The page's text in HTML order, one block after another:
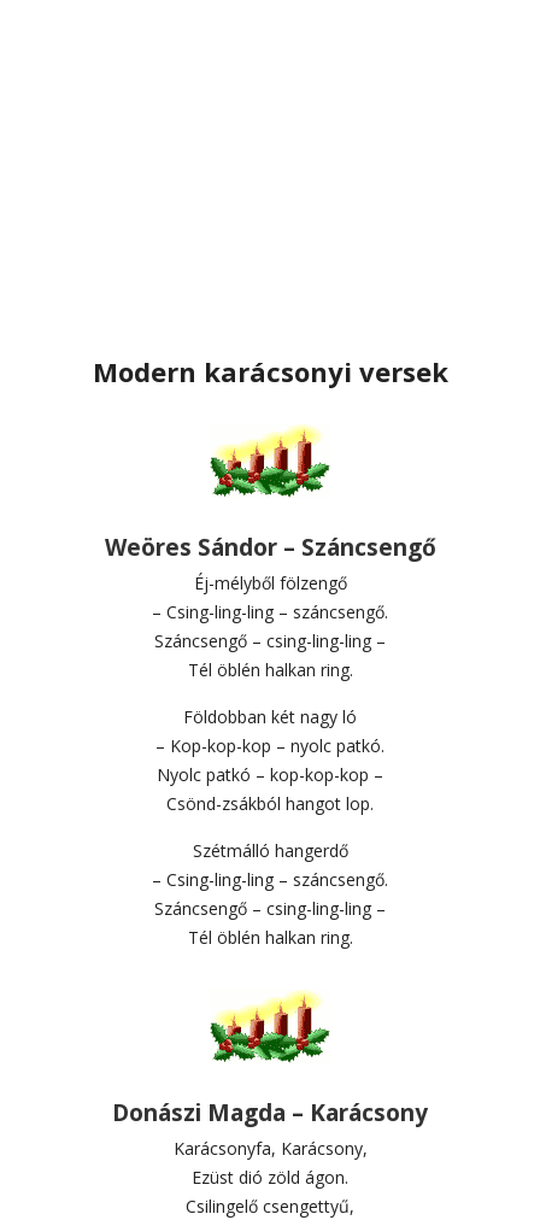
Modern karácsonyi versek
Weöres Sándor – Száncsengő
Éj-mélyből fölzengő
– Csing-ling-ling – száncsengő.
Száncsengő – csing-ling-ling –
Tél öblén halkan ring.
Földobban két nagy ló
– Kop-kop-kop – nyolc patkó.
Nyolc patkó – kop-kop-kop –
Csönd-zsákból hangot lop.
Szétmálló hangerdő
– Csing-ling-ling – száncsengő.
Száncsengő – csing-ling-ling –
Tél öblén halkan ring.
Donászi Magda – Karácsony
Karácsonyfa, Karácsony,
Ezüst dió zöld ágon.
Csilingelő csengettyű,